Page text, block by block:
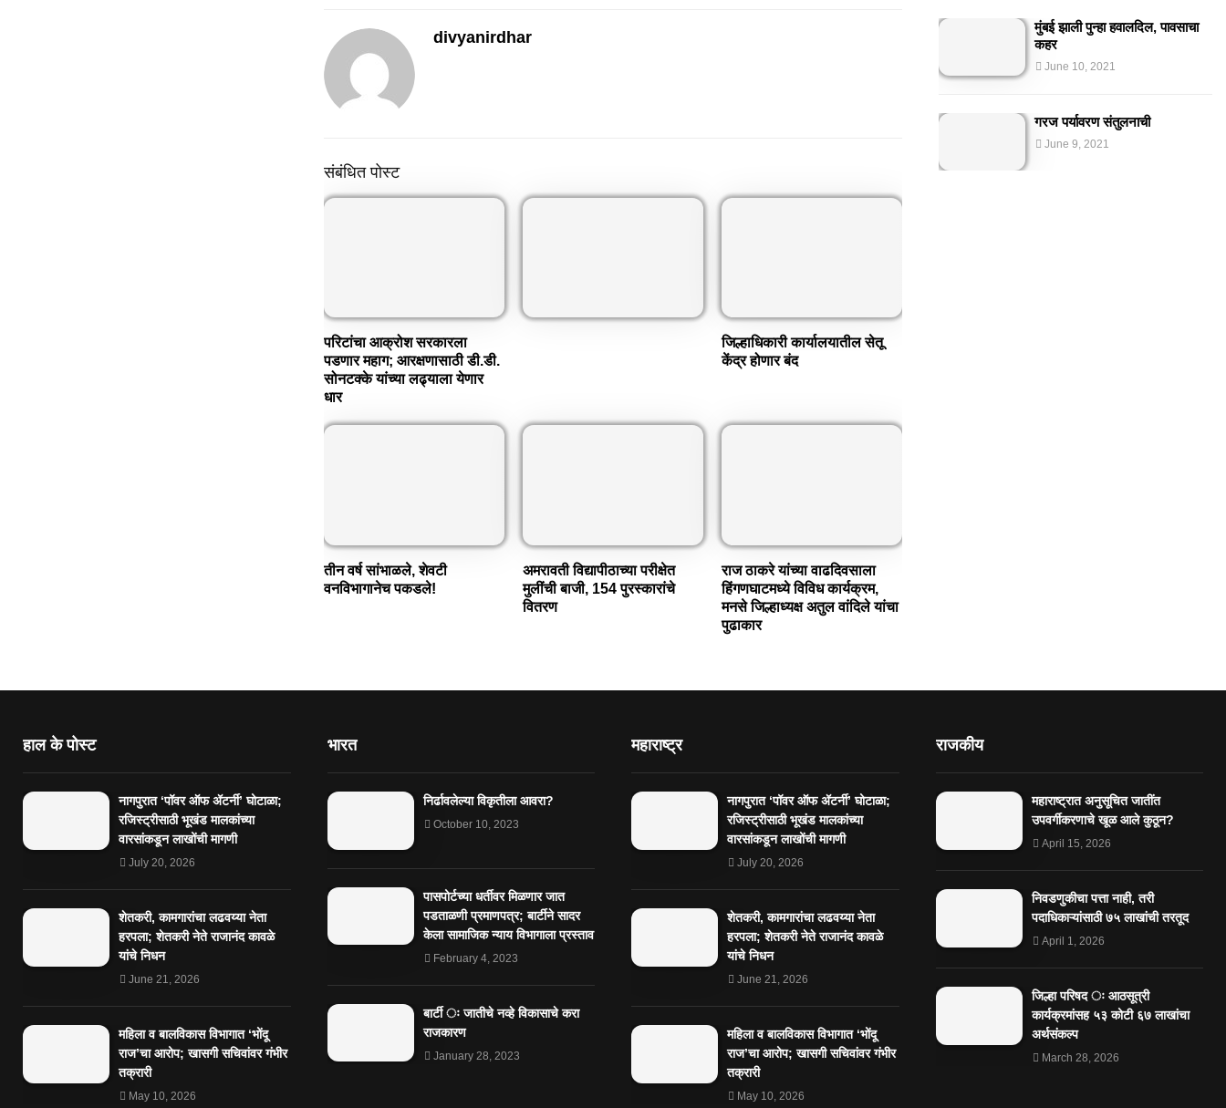
divyanirdhar
संबंधित पोस्ट
परिटांचा आक्रोश सरकारला
पडणार महाग; आरक्षणासाठी डी.डी.
सोनटक्के यांच्या लढ्याला येणार
धार
जिल्हाधिकारी कार्यालयातील सेतू
केंद्र होणार बंद
तीन वर्ष सांभाळले, शेवटी
वनविभागानेच पकडले!
अमरावती विद्यापीठाच्या परीक्षेत
मुलींची बाजी, 154 पुरस्कारांचे
वितरण
राज ठाकरे यांच्या वाढदिवसाला
हिंगणघाटमध्ये विविध कार्यक्रम,
मनसे जिल्हाध्यक्ष अतुल वांदिले यांचा
पुढाकार
मुंबई झाली पुन्हा हवालदिल, पावसाचा
कहर
June 10, 2021
गरज पर्यावरण संतुलनाची
June 9, 2021
हाल के पोस्ट
नागपुरात ‘पॉवर ऑफ ॲटर्नी’ घोटाळा;
रजिस्ट्रीसाठी भूखंड मालकांच्या
वारसांकडून लाखोंची मागणी
July 20, 2026
शेतकरी, कामगारांचा लढवय्या नेता
हरपला; शेतकरी नेते राजानंद कावळे
यांचे निधन
June 21, 2026
महिला व बालविकास विभागात ‘भोंदू
राज’चा आरोप; खासगी सचिवांवर गंभीर
तक्रारी
May 10, 2026
भारत
निर्ढावलेल्या विकृतीला आवरा?
October 10, 2023
पासपोर्टच्या धर्तीवर मिळणार जात
पडताळणी प्रमाणपत्र; बार्टीने सादर
केला सामाजिक न्याय विभागाला प्रस्ताव
February 4, 2023
बार्टी ः जातीचे नव्हे विकासाचे करा
राजकारण
January 28, 2023
महाराष्ट्र
नागपुरात ‘पॉवर ऑफ ॲटर्नी’ घोटाळा;
रजिस्ट्रीसाठी भूखंड मालकांच्या
वारसांकडून लाखोंची मागणी
July 20, 2026
शेतकरी, कामगारांचा लढवय्या नेता
हरपला; शेतकरी नेते राजानंद कावळे
यांचे निधन
June 21, 2026
महिला व बालविकास विभागात ‘भोंदू
राज’चा आरोप; खासगी सचिवांवर गंभीर
तक्रारी
May 10, 2026
राजकीय
महाराष्ट्रात अनुसूचित जातींत
उपवर्गीकरणाचे खूळ आले कुठून?
April 15, 2026
निवडणुकीचा पत्ता नाही, तरी
पदाधिकाऱ्यांसाठी ७५ लाखांची तरतूद
April 1, 2026
जिल्हा परिषद ः आठसूत्री
कार्यक्रमांसह ५३ कोटी ६७ लाखांचा
अर्थसंकल्प
March 28, 2026